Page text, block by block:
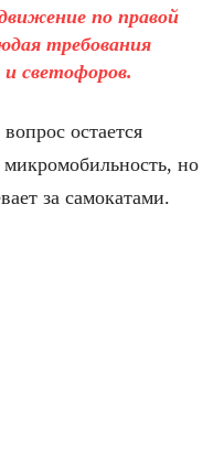
по правой
требования
светофоров.
остается
но
за самокатами.